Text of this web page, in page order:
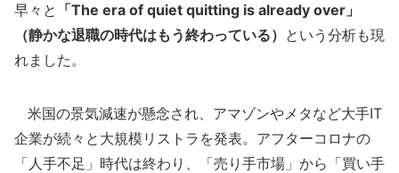
早々と 「The era of quiet quitting is already over」
（静かな退職の時代はもう終わっている） という分析も現
れました。
米国の景気減速が懸念され、アマゾンやメタなど大手IT
企業が続々と大規模リストラを発表。アフターコロナの
「人手不足」時代は終わり、「売り手市場」から「買い手